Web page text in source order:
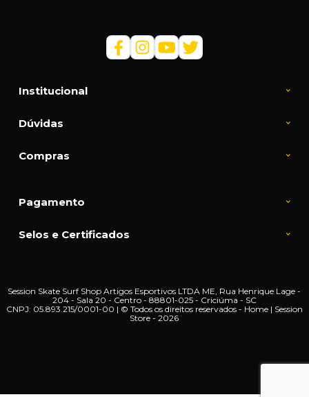
Institucional
Dúvidas
Compras
Pagamento
Selos e Certificados
Session Skate Surf Shop Artigos Esportivos LTDA ME, Rua Henrique Lage -
204 - Sala 20 - Centro - 88801-025 - Criciúma - SC
CNPJ: 05.893.215/0001-00 | © Todos os direitos reservados - Home | Session
Store - 2026